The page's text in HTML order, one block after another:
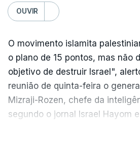
Segurança do país, que o órgão
Netanyahu exigiu durante a
interrompidos desde segunda-
"O Hamas aceitou o plano de 15
renunciou ao seu objetivo de
advertiu durante a reunião o
Mizrahi-Rozen, chefe da
OUVIR
O movimento islamita
o plano de 15 pontos, mas não
objetivo de destruir Israel",
reunião de quinta-feira o
Mizraji-Rozen, chefe da
segundo o jornal Israel Hayom